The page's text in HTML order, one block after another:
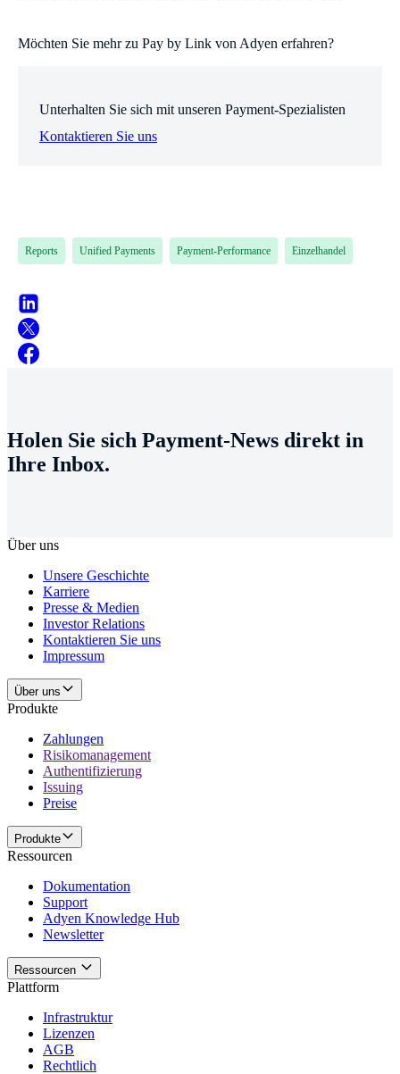
Möchten Sie mehr zu Pay by Link von Adyen erfahren?
Unterhalten Sie sich mit unseren Payment-Spezialisten
Kontaktieren Sie uns
Reports Unified Payments Payment-Performance Einzelhandel
Holen Sie sich Payment-News direkt in
Ihre Inbox.
Über uns
Unsere Geschichte
Karriere
Presse & Medien
Investor Relations
Kontaktieren Sie uns
Impressum
Über uns
Produkte
Zahlungen
Risikomanagement
Authentifizierung
Issuing
Preise
Produkte
Ressourcen
Dokumentation
Support
Adyen Knowledge Hub
Newsletter
Ressourcen
Plattform
Infrastruktur
Lizenzen
AGB
Rechtlich